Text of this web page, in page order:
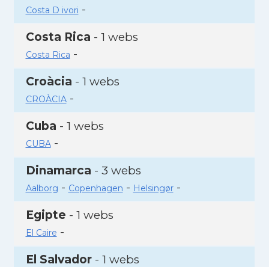
Costa D ivori -
Costa Rica - 1 webs
Costa Rica -
Croàcia - 1 webs
CROÀCIA-
Cuba - 1 webs
CUBA-
Dinamarca - 3 webs
Aalborg - Copenhagen - Helsingør-
Egipte - 1 webs
El Caire -
El Salvador- 1 webs